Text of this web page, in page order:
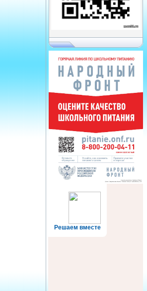
Решаем вместе